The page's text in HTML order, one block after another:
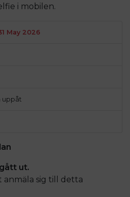
i mobilen.
May 2026
uppåt
ut.
sig till detta